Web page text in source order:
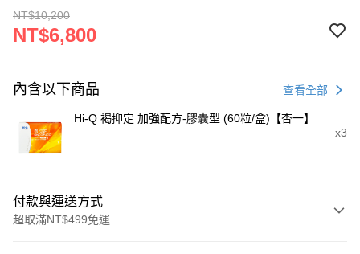
NT$10,200
NT$6,800
內含以下商品 查看全部
Hi-Q 褐抑定 加強配方-膠囊型 (60粒/盒)【杏一】
x3
付款與運送方式
超取滿NT$499免運